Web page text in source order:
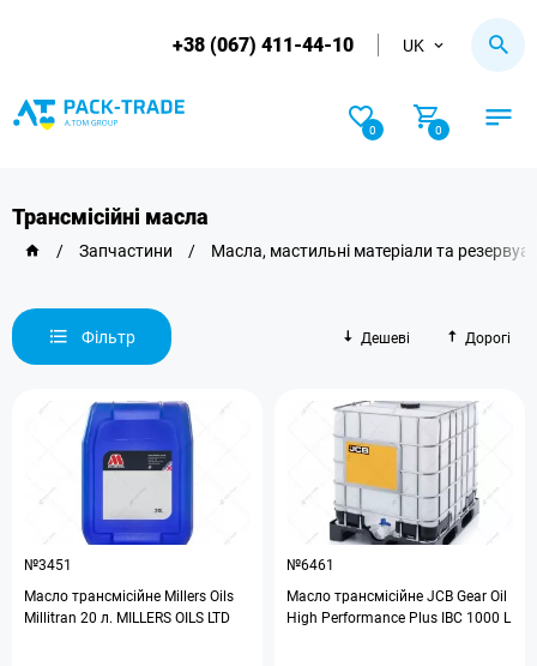
+38 (067) 411-44-10 UK
0 0
Трансмісійні масла
/ Запчастини / Масла, мастильні матеріали та
Фільтр Дешеві Дорогі
№3451
Масло трансмісійне Millers Oils
Millitran 20 л. MILLERS OILS LTD
№6461
Масло трансмісійне JCB Gear Oil
High Performance Plus IBC 1000 L